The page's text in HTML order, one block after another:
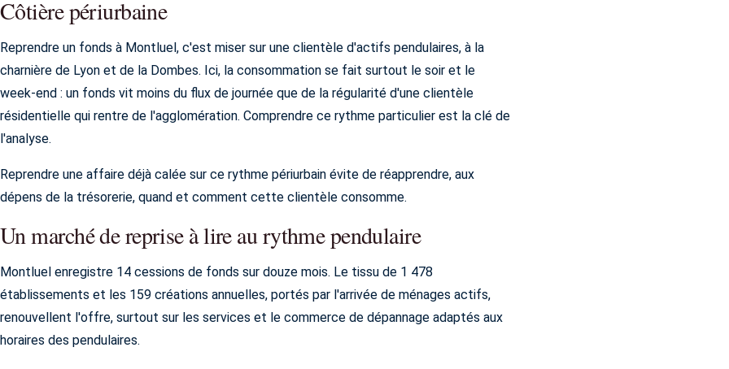
Côtière périurbaine
Reprendre un fonds à Montluel, c'est miser sur une clientèle d'actifs pendulaires, à la
charnière de Lyon et de la Dombes. Ici, la consommation se fait surtout le soir et le
week-end : un fonds vit moins du flux de journée que de la régularité d'une clientèle
résidentielle qui rentre de l'agglomération. Comprendre ce rythme particulier est la clé de
l'analyse.
Reprendre une affaire déjà calée sur ce rythme périurbain évite de réapprendre, aux
dépens de la trésorerie, quand et comment cette clientèle consomme.
Un marché de reprise à lire au rythme pendulaire
Montluel enregistre 14 cessions de fonds sur douze mois. Le tissu de 1 478
établissements et les 159 créations annuelles, portés par l'arrivée de ménages actifs,
renouvellent l'offre, surtout sur les services et le commerce de dépannage adaptés aux
horaires des pendulaires.